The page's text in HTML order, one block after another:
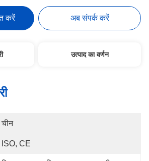
करें अब संपर्क करें
उत्पाद का वर्णन
चीन
ISO, CE